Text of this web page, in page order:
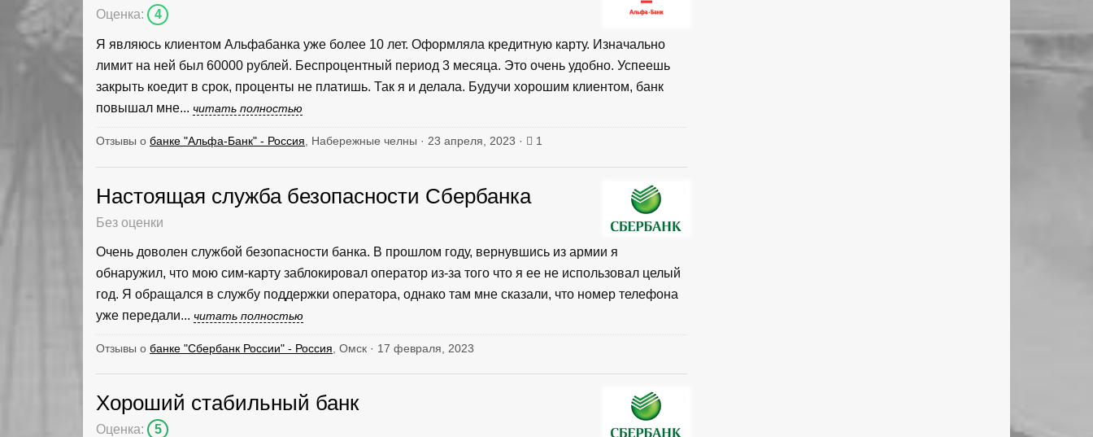
Оценка: 4
Я являюсь клиентом Альфабанка уже более 10 лет. Оформляла кредитную карту. Изначально
лимит на ней был 60000 рублей. Беспроцентный период 3 месяца. Это очень удобно. Успеешь
закрыть коедит в срок, проценты не платишь. Так я и делала. Будучи хорошим клиентом, банк
повышал мне... читать полностью
Отзывы о банке "Альфа-Банк" - Россия , Набережные челны · 23 апреля, 2023 · 1
Настоящая служба безопасности Сбербанка
Без оценки
Очень доволен службой безопасности банка. В прошлом году, вернувшись из армии я
обнаружил, что мою сим-карту заблокировал оператор из-за того что я ее не использовал целый
год. Я обращался в службу поддержки оператора, однако там мне сказали, что номер телефона
уже передали... читать полностью
Отзывы о банке "Сбербанк России" - Россия , Омск · 17 февраля, 2023
Хороший стабильный банк
Оценка: 5